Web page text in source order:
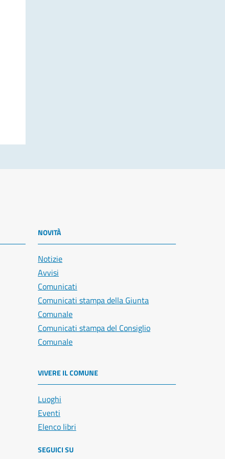
NOVITÀ
Notizie
Avvisi
Comunicati
Comunicati stampa della Giunta
Comunale
Comunicati stampa del Consiglio
Comunale
VIVERE IL COMUNE
Luoghi
Eventi
Elenco libri
SEGUICI SU